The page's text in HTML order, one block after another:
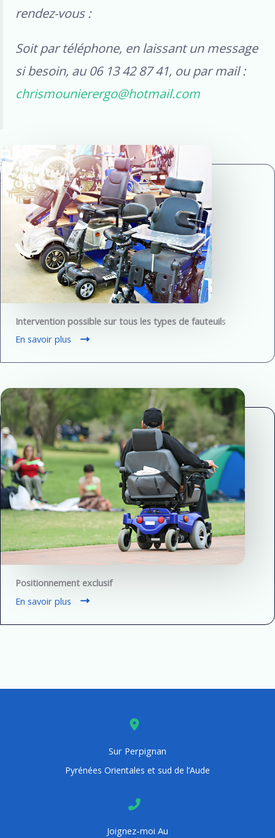
rendez-vous :
Soit par téléphone, en laissant un message
si besoin, au 06 13 42 87 41, ou par mail :
chrismounierergo@hotmail.com
Intervention possible sur tous les types de fauteuils
En savoir plus
Positionnement exclusif
En savoir plus
Sur Perpignan
Pyrénées Orientales et sud de l’Aude
Joignez-moi Au